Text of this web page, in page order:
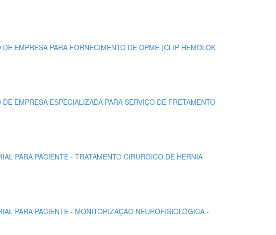
EMPRESA PARA FORNECIMENTO DE OPME (CLIP HEMOLOK
EMPRESA ESPECIALIZADA PARA SERVIÇO DE FRETAMENTO
PARA PACIENTE - TRATAMENTO CIRURGICO DE HERNIA
PARA PACIENTE - MONITORIZAÇAO NEUROFISIOLÓGICA -